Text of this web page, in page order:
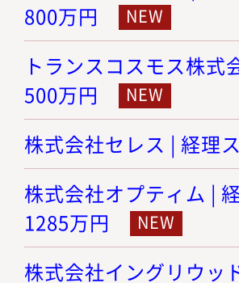
800万円
トランスコスモス株式
500万円
株式会社セレス | 経理
株式会社オプティム |
1285万円
株式会社イングリウッ